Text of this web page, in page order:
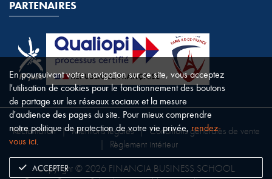
PARTENAIRES
Copyright © 2026 FINANCIA BUSINESS SCHOOL.
Réclamation | Mentions légales | Conditions générales de vente
Règlement intérieur
En poursuivant votre navigation sur ce site, vous acceptez
l'utilisation de cookies pour le fonctionnement des boutons
de partage sur les réseaux sociaux et la mesure
d'audience des pages du site. Pour mieux comprendre
notre politique de protection de votre vie privée,rendez-
vous ici.
ACCEPTER